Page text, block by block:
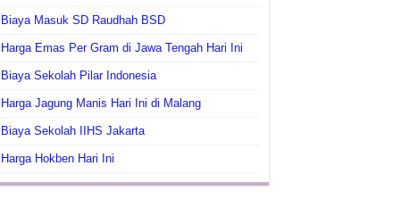
Biaya Masuk SD Raudhah BSD
Harga Emas Per Gram di Jawa Tengah Hari Ini
Biaya Sekolah Pilar Indonesia
Harga Jagung Manis Hari Ini di Malang
Biaya Sekolah IIHS Jakarta
Harga Hokben Hari Ini